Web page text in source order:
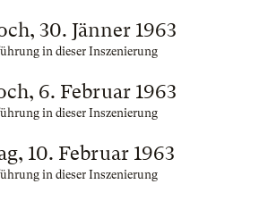
30. Jänner 1963
in dieser Inszenierung
6. Februar 1963
in dieser Inszenierung
10. Februar 1963
in dieser Inszenierung